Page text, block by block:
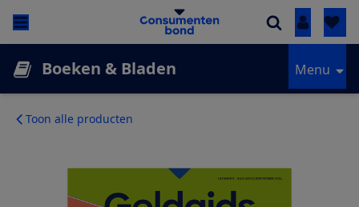
Inloggen
Boeken & Bladen Menu
Toon alle producten